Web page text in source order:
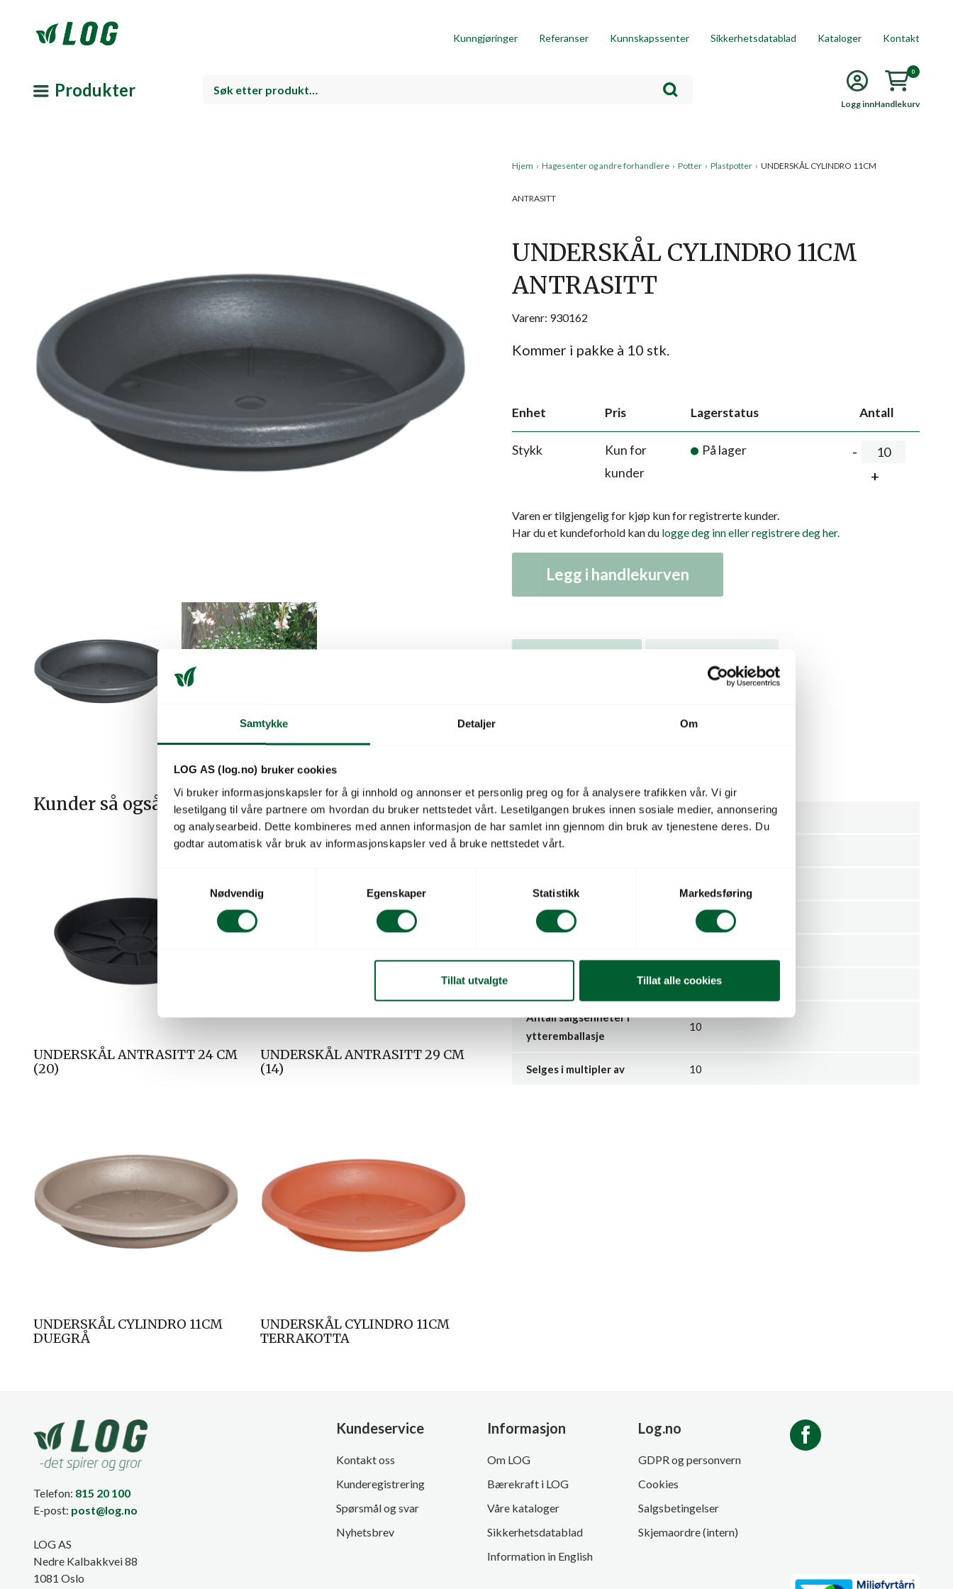
Samtykke Detaljer Om
LOG AS (log.no) bruker cookies
Vi bruker informasjonskapsler for å gi innhold og annonser et personlig preg og for å analysere trafikken vår. Vi gir
lesetilgang til våre partnere om hvordan du bruker nettstedet vårt. Lesetilgangen brukes innen sosiale medier, annonsering
og analysearbeid. Dette kombineres med annen informasjon de har samlet inn gjennom din bruk av tjenestene deres. Du
godtar automatisk vår bruk av informasjonskapsler ved å bruke nettstedet vårt.
v
Nødvendig Egenskaper Statistikk Markedsføring
Tillat utvalgte Tillat alle cookies
Kunngjøringer Referanser Kunnskapssenter Sikkerhetsdatablad Kataloger Kontakt
Produkter
Logg innHandlekurv
0
Kunder så også på
UNDERSKÅL ANTRASITT 24 CM
(20)
UNDERSKÅL ANTRASITT 29 CM
(14)
UNDERSKÅL CYLINDRO 11CM
DUEGRÅ
UNDERSKÅL CYLINDRO 11CM
TERRAKOTTA
Hjem › Hagesenter og andre forhandlere › Potter › Plastpotter › UNDERSKÅL CYLINDRO 11CM
ANTRASITT
UNDERSKÅL CYLINDRO 11CM
ANTRASITT
Varenr: 930162
Kommer i pakke à 10 stk.
Enhet Pris Lagerstatus Antall
Stykk
Kun for
kunder
På lager
Varen er tilgjengelig for kjøp kun for registrerte kunder.
Har du et kundeforhold kan du logge deg inn eller registrere deg her.
Legg i handlekurven
Farge (plastvarer) Antrasittgrå
Salgsenhet
Leverandørs varenummer 64201138
1
Antall salgsenheter i
ytteremballasje
10
Selges i multipler av 10
Telefon: 815 20 100
E-post: post@log.no
LOG AS
Nedre Kalbakkvei 88
1081 Oslo
Kundeservice
Kontakt oss
Kunderegistrering
Spørsmål og svar
Nyhetsbrev
Informasjon
Om LOG
Bærekraft i LOG
Våre kataloger
Sikkerhetsdatablad
Information in English
Log.no
GDPR og personvern
Cookies
Salgsbetingelser
Skjemaordre (intern)